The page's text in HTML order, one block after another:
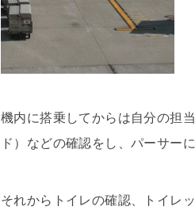
機内に搭乗してからは自分の担
ド）などの確認をし、パーサー
それからトイレの確認、トイレ